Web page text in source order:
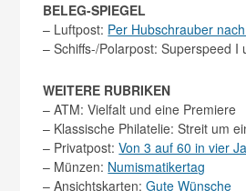
BELEG-SPIEGEL
– Luftpost: Per Hubschrauber
– Schiffs-/Polarpost: Superspeed I
WEITERE RUBRIKEN
– ATM: Vielfalt und eine Premiere
– Klassische Philatelie: Streit um
– Privatpost:Von 3 auf 60 in vier
– Münzen: Numismatikertag
– Ansichtskarten:Gute Wünsche